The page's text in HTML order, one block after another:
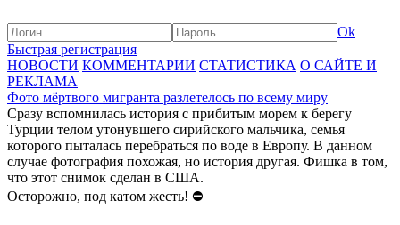
Ok
Быстрая регистрация
НОВОСТИ КОММЕНТАРИИ СТАТИСТИКА О САЙТЕ И
РЕКЛАМА
Фото мёртвого мигранта разлетелось по всему миру
Сразу вспомнилась история с прибитым морем к берегу
Турции телом утонувшего сирийского мальчика, семья
которого пыталась перебраться по воде в Европу. В данном
случае фотография похожая, но история другая. Фишка в том,
что этот снимок сделан в США.
Осторожно, под катом жесть! ⛔️